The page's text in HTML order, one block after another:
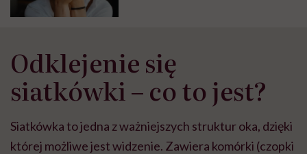
Odklejenie się
siatkówki – co to jest?
Siatkówka to jedna z ważniejszych struktur oka, dzięki
której możliwe jest widzenie. Zawiera komórki (czopki